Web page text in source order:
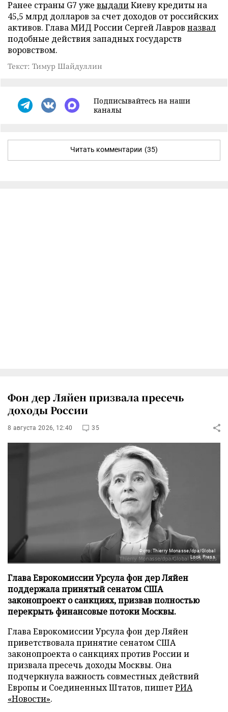
Ранее страны G7 уже выдалиКиеву кредиты на
45,5 млрд долларов за счет доходов от российских
активов. Глава МИД России Сергей Лавров назвал
подобные действия западных государств
воровством.
Текст: Тимур Шайдуллин
Подписывайтесь на наши
каналы
Читать комментарии (35)
Фон дер Ляйен призвала пресечь
доходы России
8 августа 2026, 12:40 35
Фото: Thierry Monasse/dpa/Global
Look Press
Глава Еврокомиссии Урсула фон дер Ляйен
поддержала принятый сенатом США
законопроект о санкциях, призвав полностью
перекрыть финансовые потоки Москвы.
Глава Еврокомиссии Урсула фон дер Ляйен
приветствовала принятие сенатом США
законопроекта о санкциях против России и
призвала пресечь доходы Москвы. Она
подчеркнула важность совместных действий
Европы и Соединенных Штатов, пишетРИА
«Новости».